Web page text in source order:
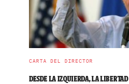
CARTA DEL DIRECTOR
DESDE LA IZQUIERDA, LA LIBERTAD